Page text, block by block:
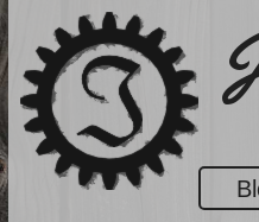
springen